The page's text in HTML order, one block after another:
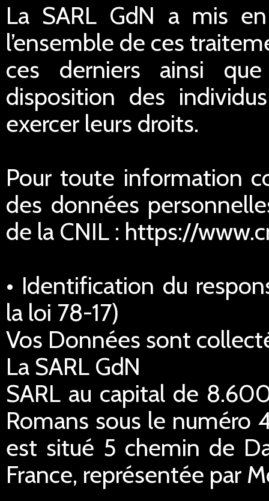
La SARL GdN a mis
l’ensemble de ces
ces derniers ainsi
disposition des
exercer leurs droits.
Pour toute information
des données
de la CNIL : https://
• Identification du
la loi 78-17)
Vos Données sont
La SARL GdN
SARL au capital de
Romans sous le numéro
est situé 5 chemin de
France, représentée par